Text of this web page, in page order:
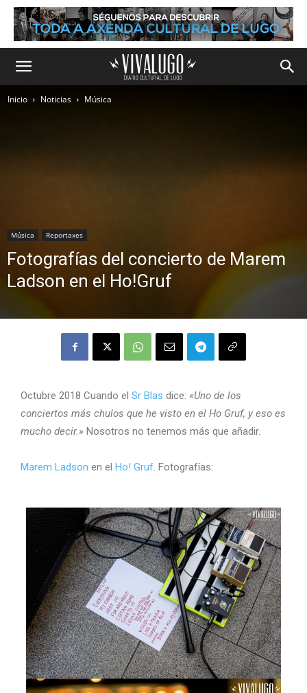
Inicio Noticias Música
Música Reportaxes
Fotografías del concierto de Marem
Ladson en el Ho!Gruf
Octubre 2018 Cuando el Sr Blas dice: «Uno de los
conciertos más chulos que he visto en el Ho Gruf, y eso es
mucho decir.» Nosotros no tenemos más que añadir.
Marem Ladson en el Ho! Gruf. Fotografías: